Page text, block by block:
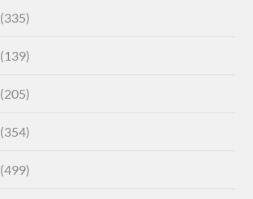
(335)
(139)
(205)
(354)
(499)